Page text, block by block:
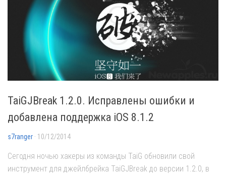
TaiGJBreak 1.2.0. Исправлены ошибки и
добавлена поддержка iOS 8.1.2
s7ranger · 10/12/2014
Сегодня ночью хакеры из команды TaiG обновили свой
инструмент для джейлбрейка TaiGJBreak до версии 1.2.0, в